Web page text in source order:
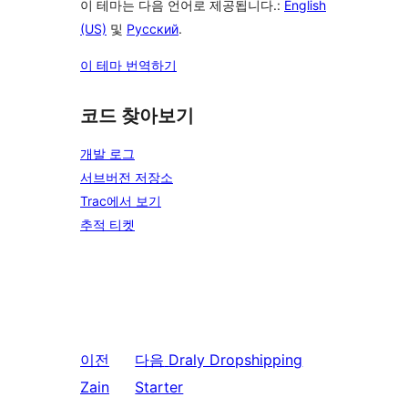
이 테마는 다음 언어로 제공됩니다.: English
(US) 및 Русский.
이 테마 번역하기
코드 찾아보기
개발 로그
서브버전 저장소
Trac에서 보기
추적 티켓
이전
Zain
다음 Draly Dropshipping
Starter